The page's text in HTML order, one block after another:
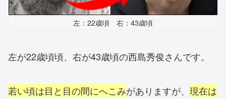
左：22歳頃 右：43歳頃
左が22歳頃頃、右が43歳頃の西島秀俊さんです。
若い頃は目と目の間にへこみがありますが、 現在は